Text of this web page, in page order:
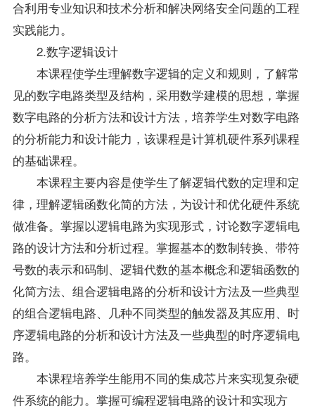
合利用专业知识和技术分析和解决网络安全问题的工程
实践能力。
2.数字逻辑设计
本课程使学生理解数字逻辑的定义和规则，了解常
见的数字电路类型及结构，采用数学建模的思想，掌握
数字电路的分析方法和设计方法，培养学生对数字电路
的分析能力和设计能力，该课程是计算机硬件系列课程
的基础课程。
本课程主要内容是使学生了解逻辑代数的定理和定
律，理解逻辑函数化简的方法，为设计和优化硬件系统
做准备。掌握以逻辑电路为实现形式，讨论数字逻辑电
路的设计方法和分析过程。掌握基本的数制转换、带符
号数的表示和码制、逻辑代数的基本概念和逻辑函数的
化简方法、组合逻辑电路的分析和设计方法及一些典型
的组合逻辑电路、几种不同类型的触发器及其应用、时
序逻辑电路的分析和设计方法及一些典型的时序逻辑电
路。
本课程培养学生能用不同的集成芯片来实现复杂硬
件系统的能力。掌握可编程逻辑电路的设计和实现方